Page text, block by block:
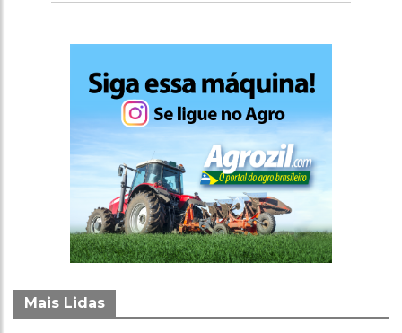
Mais Lidas